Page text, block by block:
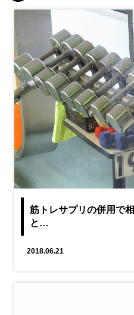
筋トレサプリの併用で
と…
2018.06.21